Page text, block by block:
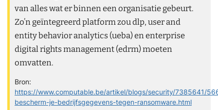
van alles wat er binnen een organisatie gebeurt.
Zo’n geïntegreerd platform zou dlp, user and
entity behavior analytics (ueba) en enterprise
digital rights management (edrm) moeten
omvatten.
Bron:
https://www.computable.be/artikel/blogs/security/7385641/
bescherm-je-bedrijfsgegevens-tegen-ransomware.html